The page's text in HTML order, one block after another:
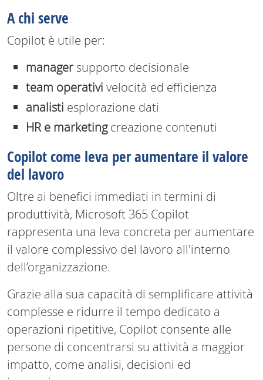
A chi serve
Copilot è utile per:
managersupporto decisionale
team operativi velocità ed efficienza
analisti esplorazione dati
HR e marketingcreazione contenuti
Copilot come leva per aumentare il valore
del lavoro
Oltre ai benefici immediati in termini di
produttività, Microsoft 365 Copilot
rappresenta una leva concreta per aumentare
il valore complessivo del lavoro all'interno
dell’organizzazione.
Grazie alla sua capacità di semplificare attività
complesse e ridurre il tempo dedicato a
operazioni ripetitive, Copilot consente alle
persone di concentrarsi su attività a maggior
impatto, come analisi, decisioni ed